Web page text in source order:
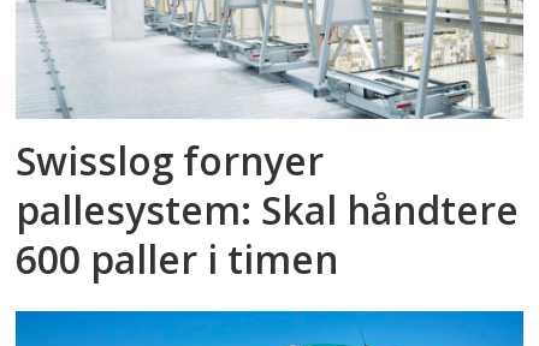
Swisslog fornyer
pallesystem: Skal håndtere
600 paller i timen